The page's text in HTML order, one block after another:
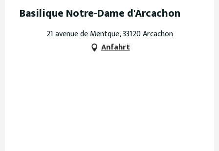
Basilique Notre-Dame d'Arcachon
21 avenue de Mentque, 33120 Arcachon
Anfahrt